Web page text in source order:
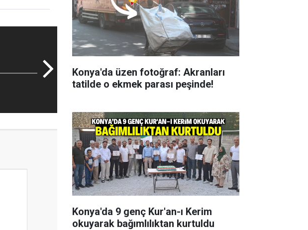
Konya'da üzen fotoğraf: Akranları
tatilde o ekmek parası peşinde!
Konya'da 9 genç Kur'an-ı Kerim
okuyarak bağımlılıktan kurtuldu